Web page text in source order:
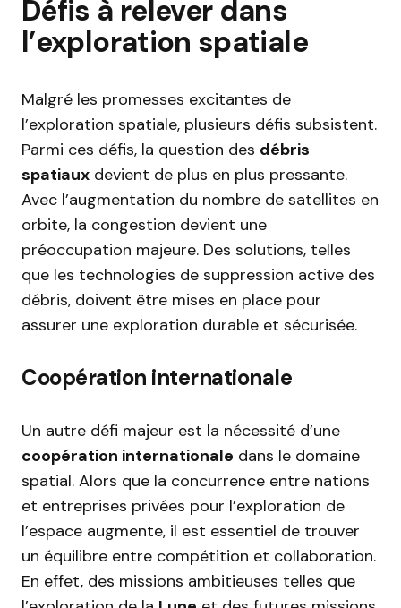
Défis à relever dans
l’exploration spatiale
Malgré les promesses excitantes de
l’exploration spatiale, plusieurs défis subsistent.
Parmi ces défis, la question des débris
spatiaux devient de plus en plus pressante.
Avec l’augmentation du nombre de satellites en
orbite, la congestion devient une
préoccupation majeure. Des solutions, telles
que les technologies de suppression active des
débris, doivent être mises en place pour
assurer une exploration durable et sécurisée.
Coopération internationale
Un autre défi majeur est la nécessité d’une
coopération internationale dans le domaine
spatial. Alors que la concurrence entre nations
et entreprises privées pour l’exploration de
l’espace augmente, il est essentiel de trouver
un équilibre entre compétition et collaboration.
En effet, des missions ambitieuses telles que